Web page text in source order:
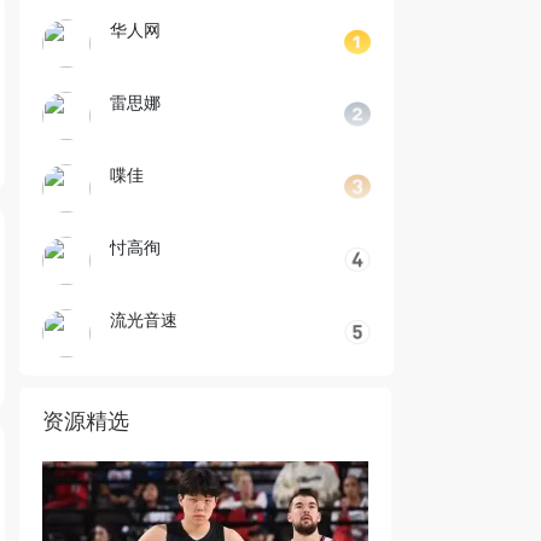
华人网
雷思娜
喋佳
忖高徇
流光音速
资源精选